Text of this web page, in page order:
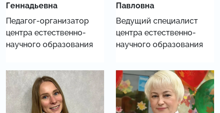
Геннадьевна
Педагог-организатор
центра естественно-
научного образования
Павловна
Ведущий специалист
центра естественно-
научного образования